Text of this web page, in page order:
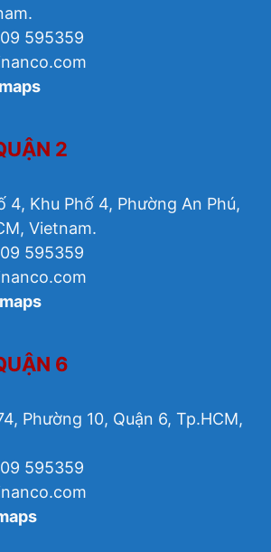
595359
2
4, Khu Phố 4, Phường An Phú,
Vietnam.
595359
6
Phường 10, Quận 6, Tp.HCM,
595359